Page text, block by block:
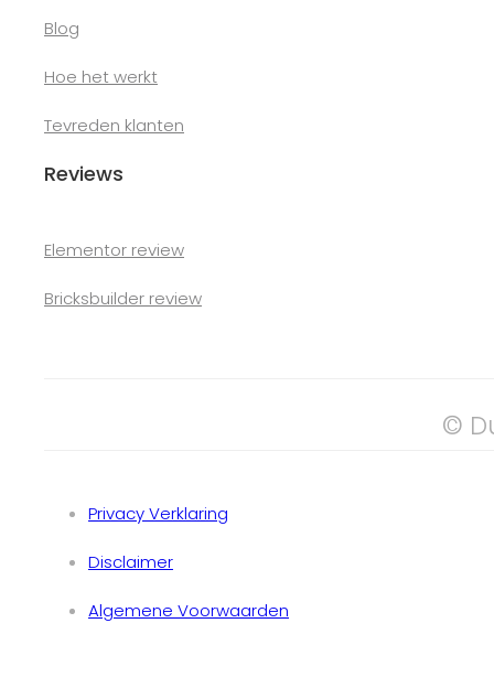
Blog
Hoe het werkt
Tevreden klanten
Reviews
Elementor review
Bricksbuilder review
©
Privacy Verklaring
Disclaimer
Algemene Voorwaarden